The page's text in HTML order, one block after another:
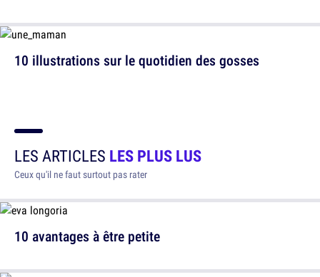
10 illustrations sur le quotidien des gosses
LES ARTICLES LES PLUS LUS
Ceux qu'il ne faut surtout pas rater
10 avantages à être petite